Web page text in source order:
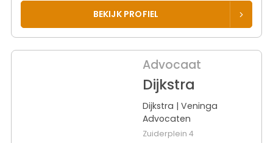
BEKIJK PROFIEL
Advocaat
Dijkstra
Dijkstra | Veninga
Advocaten
Zuiderplein 4